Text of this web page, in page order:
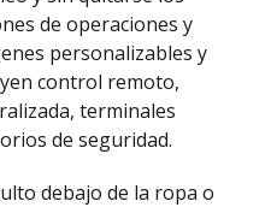
de operaciones y
personalizables y
control remoto,
terminales
de seguridad.
debajo de la ropa o